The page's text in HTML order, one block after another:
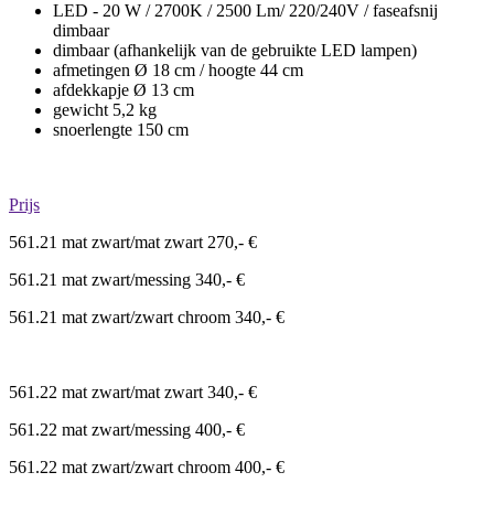
LED - 20 W / 2700K / 2500 Lm/ 220/240V / faseafsnij
dimbaar
dimbaar (afhankelijk van de gebruikte LED lampen)
afmetingen Ø 18 cm / hoogte 44 cm
afdekkapje Ø 13 cm
gewicht 5,2 kg
snoerlengte 150 cm
Prijs
561.21 mat zwart/mat zwart 270,- €
561.21 mat zwart/messing 340,- €
561.21 mat zwart/zwart chroom 340,- €
561.22 mat zwart/mat zwart 340,- €
561.22 mat zwart/messing 400,- €
561.22 mat zwart/zwart chroom 400,- €